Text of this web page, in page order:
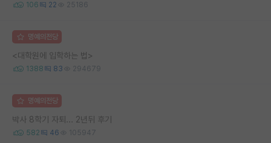
106 22 25186
명예의전당
<대학원에 입학하는 법>
1388 83 294679
명예의전당
박사 8학기 자퇴... 2년뒤 후기
582 46 105947